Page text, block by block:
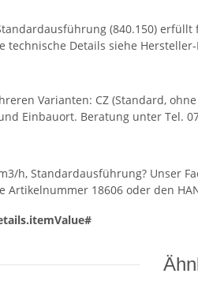
(840.150)
technische Details siehe
Varianten: CZ (Standard,
Einbauort. Beratung unter Tel.
h, Standardausführung? Unser
Artikelnummer 18606 oder den